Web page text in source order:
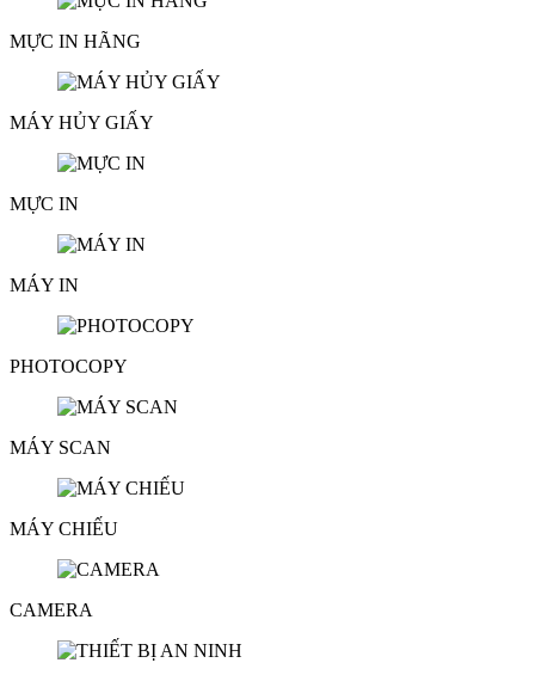
MỰC IN HÃNG
MÁY HỦY GIẤY
MỰC IN
MÁY IN
PHOTOCOPY
MÁY SCAN
MÁY CHIẾU
CAMERA